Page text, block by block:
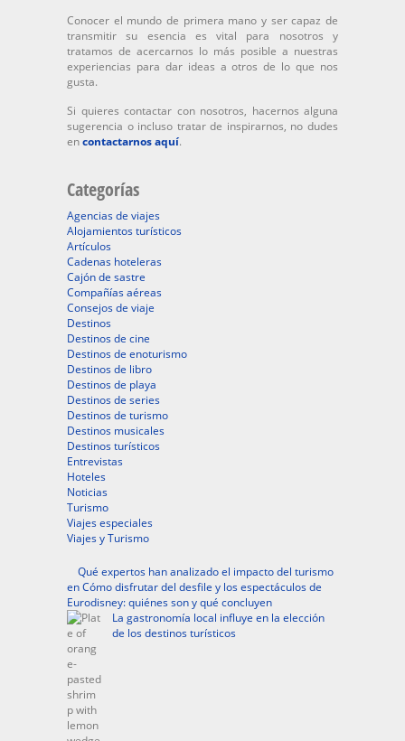
Conocer el mundo de primera mano y ser capaz de
transmitir su esencia es vital para nosotros y
tratamos de acercarnos lo más posible a nuestras
experiencias para dar ideas a otros de lo que nos
gusta.
Si quieres contactar con nosotros, hacernos alguna
sugerencia o incluso tratar de inspirarnos, no dudes
encontactarnos aquí.
Categorías
Agencias de viajes
Alojamientos turísticos
Artículos
Cadenas hoteleras
Cajón de sastre
Compañías aéreas
Consejos de viaje
Destinos
Destinos de cine
Destinos de enoturismo
Destinos de libro
Destinos de playa
Destinos de series
Destinos de turismo
Destinos musicales
Destinos turísticos
Entrevistas
Hoteles
Noticias
Turismo
Viajes especiales
Viajes y Turismo
Qué expertos han analizado el impacto del turismo
en Cómo disfrutar del desfile y los espectáculos de
Eurodisney: quiénes son y qué concluyen
La gastronomía local influye en la elección
de los destinos turísticos